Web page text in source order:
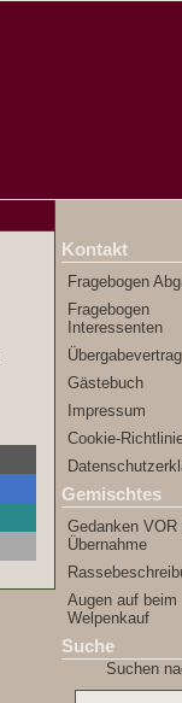
Kontakt
Fragebogen
Fragebogen
Interessenten
Übergabevertrag
Gästebuch
Impressum
Cookie-
Gemischtes
Gedanken VOR
Übernahme
Augen auf beim
Welpenkauf
Suche
Suchen